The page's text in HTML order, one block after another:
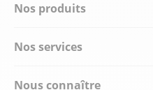
Nos produits
Nos services
Nous connaître